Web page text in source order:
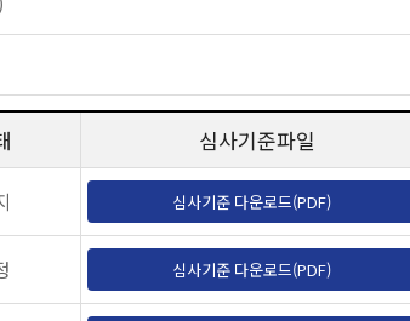
심사기준파일
심사기준 다운로드(PDF)
심사기준 다운로드(PDF)